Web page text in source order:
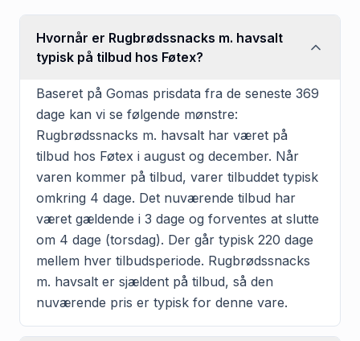
Hvornår er Rugbrødssnacks m. havsalt
typisk på tilbud hos Føtex?
Baseret på Gomas prisdata fra de seneste 369
dage kan vi se følgende mønstre:
Rugbrødssnacks m. havsalt har været på
tilbud hos Føtex i august og december. Når
varen kommer på tilbud, varer tilbuddet typisk
omkring 4 dage. Det nuværende tilbud har
været gældende i 3 dage og forventes at slutte
om 4 dage (torsdag). Der går typisk 220 dage
mellem hver tilbudsperiode. Rugbrødssnacks
m. havsalt er sjældent på tilbud, så den
nuværende pris er typisk for denne vare.